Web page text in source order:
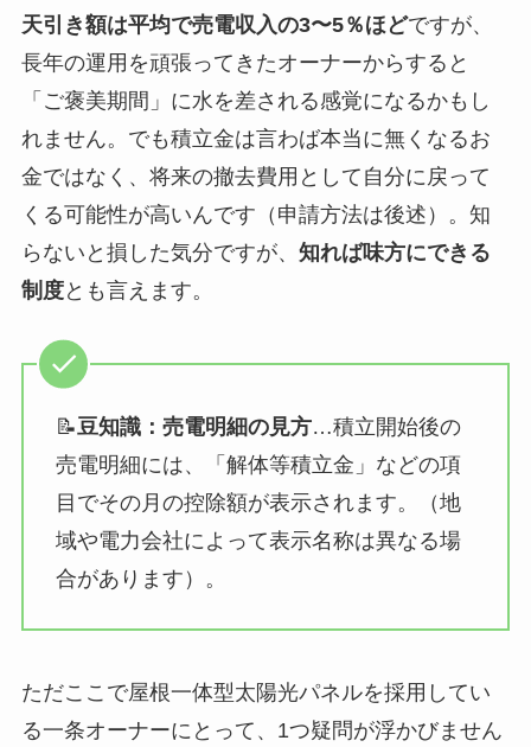
天引き額は平均で売電収入の3〜5％ほどですが、
長年の運用を頑張ってきたオーナーからすると
「ご褒美期間」に水を差される感覚になるかもし
れません。でも積立金は言わば本当に無くなるお
金ではなく、将来の撤去費用として自分に戻って
くる可能性が高いんです（申請方法は後述）。知
らないと損した気分ですが、 知れば味方にできる
制度とも言えます。
📝豆知識：売電明細の見方…積立開始後の
売電明細には、「解体等積立金」などの項
目でその月の控除額が表示されます。（地
域や電力会社によって表示名称は異なる場
合があります）。
ただここで屋根一体型太陽光パネルを採用してい
る一条オーナーにとって、1つ疑問が浮かびません